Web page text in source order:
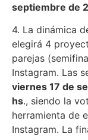
septiembre de
4. La dinámica
elegirá 4
parejas
Instagram. Las
viernes 17 de
hs., siendo la
herramienta de
Instagram. La